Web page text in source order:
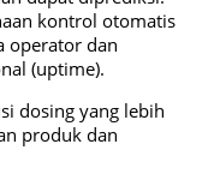
kontrol otomatis
operator dan
(uptime).
dosing yang lebih
produk dan